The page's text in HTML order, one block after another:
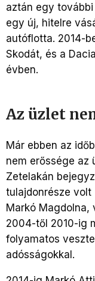
aztán egy
egy új, hitelre
autóflotta. 2014-
Skodát, és a
évben.
Az üzlet
Már ebben az
nem erőssége az
Zetelakán
tulajdonrésze volt
Markó Magdolna,
2004-től 2010-ig
folyamatos
adósságokkal.